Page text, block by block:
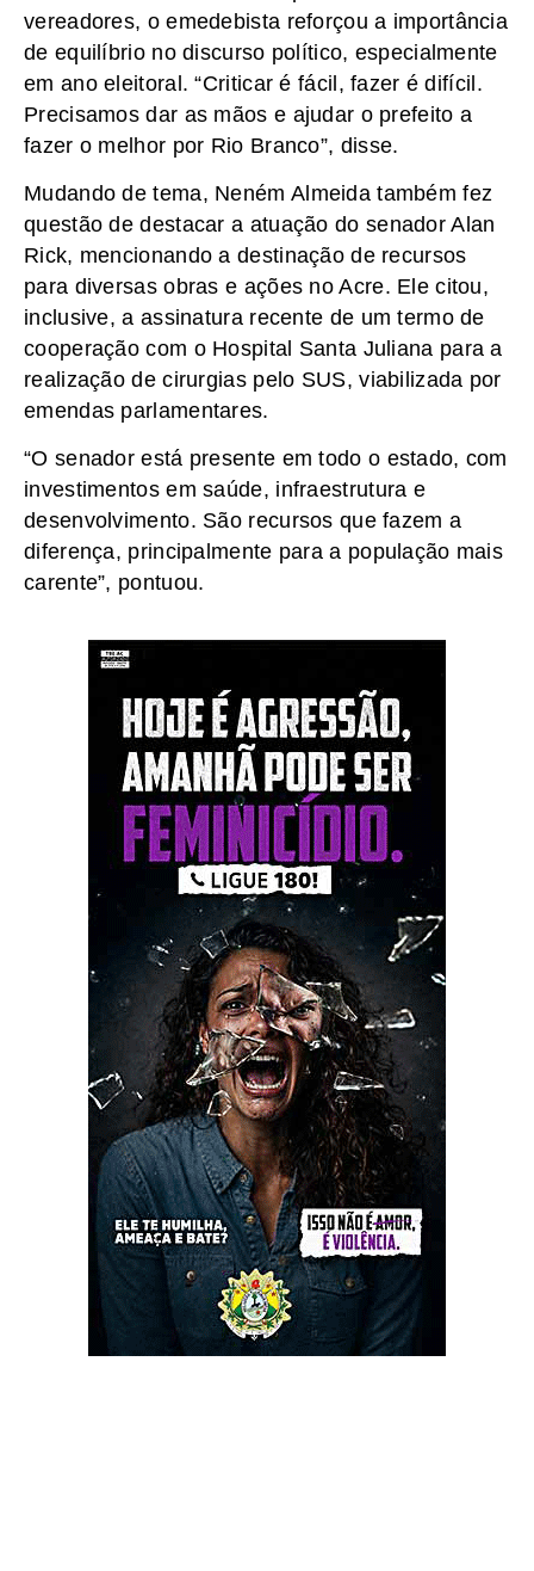
vereadores, o emedebista reforçou a importância
de equilíbrio no discurso político, especialmente
em ano eleitoral. “Criticar é fácil, fazer é difícil.
Precisamos dar as mãos e ajudar o prefeito a
fazer o melhor por Rio Branco”, disse.
Mudando de tema, Neném Almeida também fez
questão de destacar a atuação do senador Alan
Rick, mencionando a destinação de recursos
para diversas obras e ações no Acre. Ele citou,
inclusive, a assinatura recente de um termo de
cooperação com o Hospital Santa Juliana para a
realização de cirurgias pelo SUS, viabilizada por
emendas parlamentares.
“O senador está presente em todo o estado, com
investimentos em saúde, infraestrutura e
desenvolvimento. São recursos que fazem a
diferença, principalmente para a população mais
carente”, pontuou.